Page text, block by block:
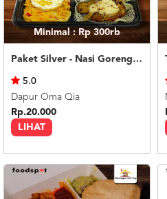
LOYALTY
PROGRAM
ABOUT
BLOG
TERMS
CENTER
Minimal : Rp 300rb
Paket Silver - Nasi Goreng Nanas Geprek Mozza
LIHAT
5.0
Dapur Oma Qia
Rp.20.000